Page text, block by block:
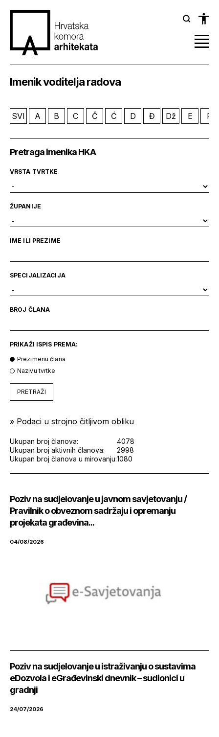
Imenik voditelja radova
SVI A B C Č Ć D Đ Dž E F
Pretraga imenika HKA
VRSTA TVRTKE
ŽUPANIJE
IME ILI PREZIME
SPECIJALIZACIJA
BROJ ČLANA
PRIKAŽI ISPIS PREMA:
Prezimenu člana
Nazivu tvrtke
PRETRAŽI
» Podaci u strojno čitljivom obliku
Ukupan broj članova:
4078
Ukupan broj aktivnih članova:
2998
Ukupan broj članova u mirovanju:1080
Poziv na sudjelovanje u javnom savjetovanju /
Pravilnik o obveznom sadržaju i opremanju
projekata građevina...
04/08/2026
Poziv na sudjelovanje u istraživanju o sustavima
eDozvola i eGrađevinski dnevnik – sudionici u
gradnji
24/07/2026